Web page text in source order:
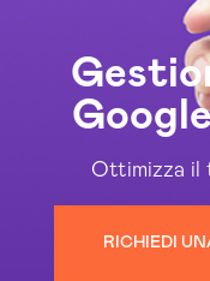
Ottimizza il
RICHIEDI